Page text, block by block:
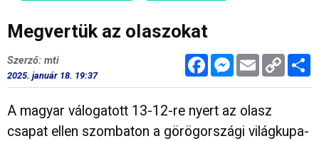
Megvertük az olaszokat
FacebookMessenger
Email Copy
Link
Szerző: mti
2025. január 18. 19:37
A magyar válogatott 13-12-re nyert az olasz
csapat ellen szombaton a görögországi világkupa-